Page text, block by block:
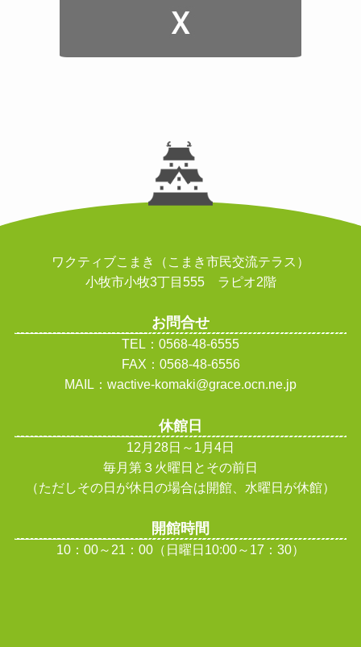
ワクティブこまき（こまき市民交流テラス）
小牧市小牧3丁目555 ラピオ2階
お問合せ
TEL：0568-48-6555
FAX：0568-48-6556
MAIL：wactive-komaki@grace.ocn.ne.jp
休館日
12月28日～1月4日
毎月第３火曜日とその前日
（ただしその日が休日の場合は開館、水曜日が休館）
開館時間
10：00～21：00（日曜日10:00～17：30）